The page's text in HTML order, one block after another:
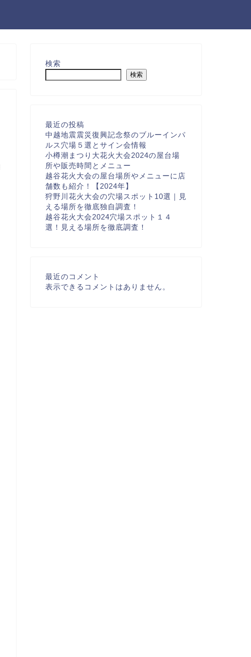
検索
検索
最近の投稿
中越地震震災復興記念祭のブルーインパ
ルス穴場５選とサイン会情報
小樽潮まつり大花火大会2024の屋台場
所や販売時間とメニュー
越谷花火大会の屋台場所やメニューに店
舗数も紹介！【2024年】
狩野川花火大会の穴場スポット10選｜見
える場所を徹底独自調査！
越谷花火大会2024穴場スポット１４
選！見える場所を徹底調査！
最近のコメント
表示できるコメントはありません。